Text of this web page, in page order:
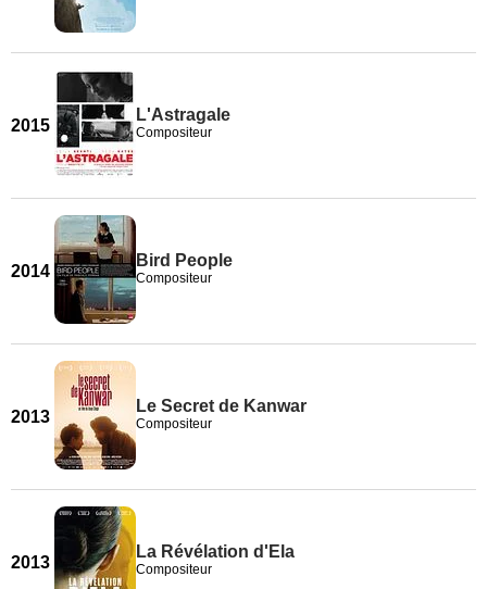
2015
L'Astragale
Compositeur
2014
Bird People
Compositeur
2013
Le Secret de Kanwar
Compositeur
2013
La Révélation d'Ela
Compositeur